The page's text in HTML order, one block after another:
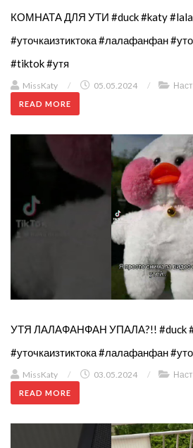
КОМНАТА ДЛЯ УТИ #duck #katy
#уточкаизтиктока #лалафанфан
#tiktok #утя
MissKaty / 05.05.2024 /
READ MORE
УТЯ ЛАЛАФАНФАН УПАЛА?!! #duck
#уточкаизтиктока #лалафанфан
MissKaty / 03.05.2024 /
READ MORE